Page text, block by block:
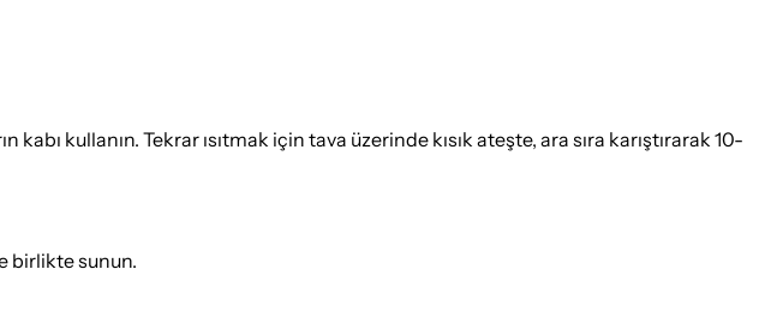
kabı kullanın. Tekrar ısıtmak için tava üzerinde kısık ateşte, ara sıra karıştırarak 10-
birlikte sunun.